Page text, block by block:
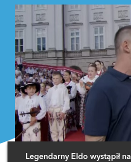
Legendarny Eldo wystąpił